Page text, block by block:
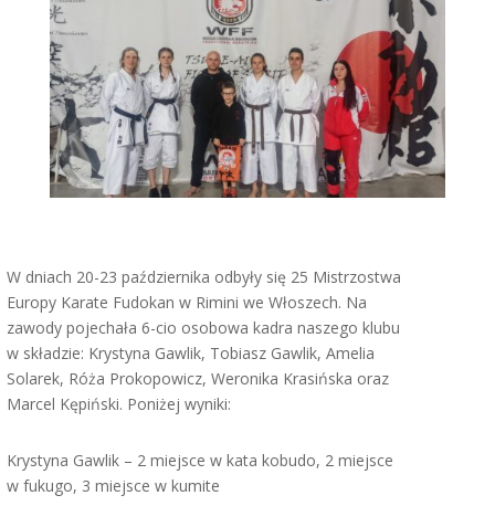
W dniach 20-23 października odbyły się 25 Mistrzostwa
Europy Karate Fudokan w Rimini we Włoszech. Na
zawody pojechała 6-cio osobowa kadra naszego klubu
w składzie: Krystyna Gawlik, Tobiasz Gawlik, Amelia
Solarek, Róża Prokopowicz, Weronika Krasińska oraz
Marcel Kępiński. Poniżej wyniki:
Krystyna Gawlik – 2 miejsce w kata kobudo, 2 miejsce
w fukugo, 3 miejsce w kumite